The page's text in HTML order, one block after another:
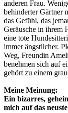
anderen Frau.
behinderter Gärtner
das Gefühl, das
Geräusche in ihrem
eine tote
immer ängstlicher.
Weg, Freundin
benehmen sich auf
gehört zu einem
Meine Meinung:
Ein bizarres,
mich auf das